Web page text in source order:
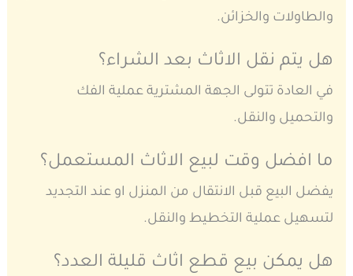
والطاولات والخزائن.
هل يتم نقل الاثاث بعد الشراء؟
في العادة تتولى الجهة المشترية عملية الفك
والتحميل والنقل.
ما افضل وقت لبيع الاثاث المستعمل؟
يفضل البيع قبل الانتقال من المنزل او عند التجديد
لتسهيل عملية التخطيط والنقل.
هل يمكن بيع قطع اثاث قليلة العدد؟